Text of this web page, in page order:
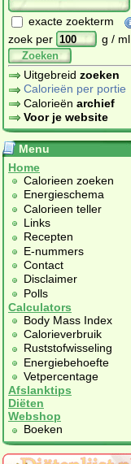
exacte zoekterm
zoek per
g / ml
Zoeken
Uitgebreid zoeken
Calorieën per portie
Calorieën archief
Voor je website
Menu
Home
Calorieen zoeken
Energieschema
Calorieen teller
Links
Recepten
E-nummers
Contact
Disclaimer
Polls
Calculators
Body Mass Index
Calorieverbruik
Ruststofwisseling
Energiebehoefte
Vetpercentage
Afslanktips
Diëten
Webshop
Boeken